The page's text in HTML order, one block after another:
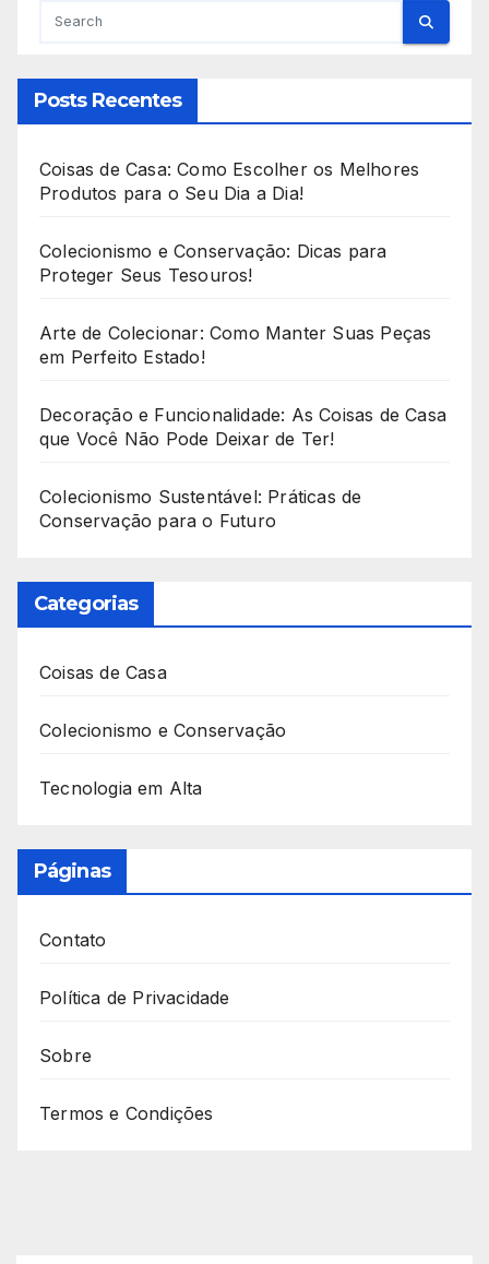
Posts Recentes
Coisas de Casa: Como Escolher os Melhores
Produtos para o Seu Dia a Dia!
Colecionismo e Conservação: Dicas para
Proteger Seus Tesouros!
Arte de Colecionar: Como Manter Suas Peças
em Perfeito Estado!
Decoração e Funcionalidade: As Coisas de Casa
que Você Não Pode Deixar de Ter!
Colecionismo Sustentável: Práticas de
Conservação para o Futuro
Categorias
Coisas de Casa
Colecionismo e Conservação
Tecnologia em Alta
Páginas
Contato
Política de Privacidade
Sobre
Termos e Condições